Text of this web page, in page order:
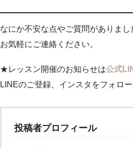
なにか不安な点やご質問がありま
お気軽にご連絡ください。
★レッスン開催のお知らせは公式
LINEのご登録、インスタをフォロ
投稿者プロフィール